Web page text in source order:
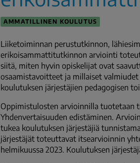
AMMATILLINEN KOULUTUS
Liiketoiminnan perustutkinnon,
erikoisammattitutkinnon arviointi
siitä, miten hyvin opiskelijat ovat
osaamistavoitteet ja millaiset
koulutuksen järjestäjien pedagogisen
Oppimistulosten arvioinnilla tuotetaan
Yhdenvertaisuuden edistäminen.
tukea koulutuksen järjestäjiä
järjestäjät toteuttavat itsearvioinnin
helmikuussa 2023. Koulutuksen